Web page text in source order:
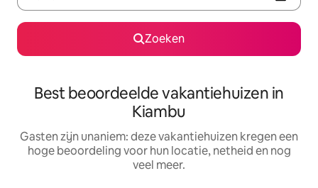
Zoeken
Best beoordeelde vakantiehuizen in
Kiambu
Gasten zijn unaniem: deze vakantiehuizen kregen een
hoge beoordeling voor hun locatie, netheid en nog
veel meer.